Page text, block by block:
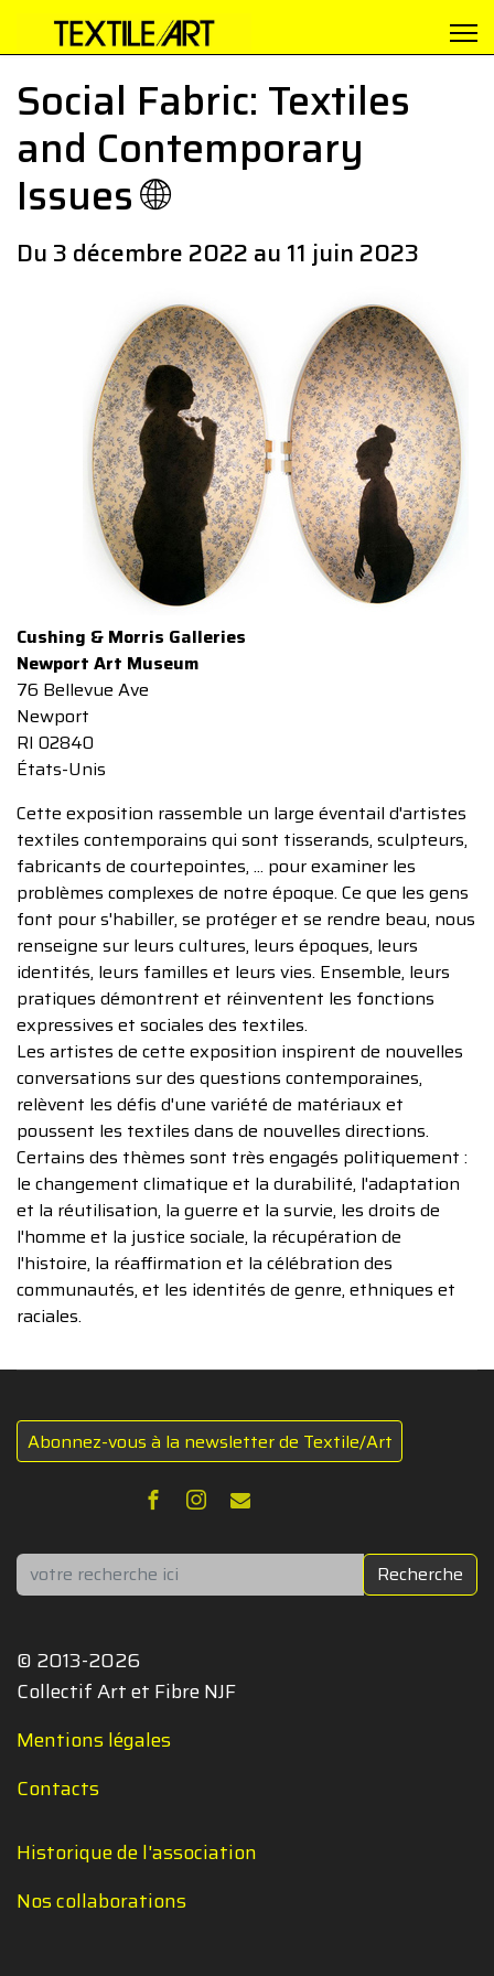
Social Fabric: Textiles
and Contemporary
Issues 🌐
Du 3 décembre 2022 au 11 juin 2023
Cushing & Morris Galleries
Newport Art Museum
76 Bellevue Ave
Newport
RI 02840
États-Unis
Cette exposition rassemble un large éventail d'artistes
textiles contemporains qui sont tisserands, sculpteurs,
fabricants de courtepointes, ... pour examiner les
problèmes complexes de notre époque. Ce que les gens
font pour s'habiller, se protéger et se rendre beau, nous
renseigne sur leurs cultures, leurs époques, leurs
identités, leurs familles et leurs vies. Ensemble, leurs
pratiques démontrent et réinventent les fonctions
expressives et sociales des textiles.
Les artistes de cette exposition inspirent de nouvelles
conversations sur des questions contemporaines,
relèvent les défis d'une variété de matériaux et
poussent les textiles dans de nouvelles directions.
Certains des thèmes sont très engagés politiquement :
le changement climatique et la durabilité, l'adaptation
et la réutilisation, la guerre et la survie, les droits de
l'homme et la justice sociale, la récupération de
l'histoire, la réaffirmation et la célébration des
communautés, et les identités de genre, ethniques et
raciales.
Abonnez-vous à la newsletter de Textile/Art
Rechercher Recherche
© 2013-2026
Collectif Art et Fibre NJF
Mentions légales
Contacts
Historique de l'association
Nos collaborations